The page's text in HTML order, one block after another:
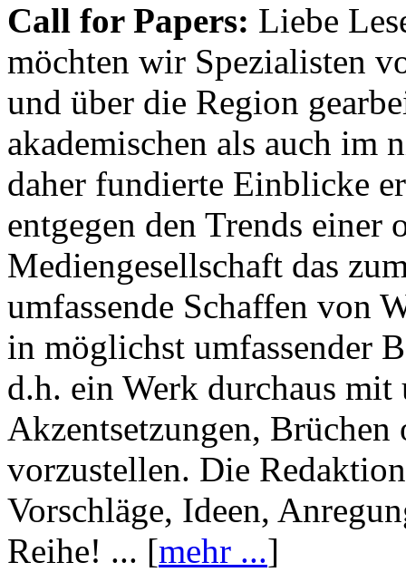
Call for Papers: Liebe
möchten wir Spezialisten
und über die Region
akademischen als auch im
daher fundierte Einblicke
entgegen den Trends einer
Mediengesellschaft das
umfassende Schaffen von
in möglichst umfassender
d.h. ein Werk durchaus mit
Akzentsetzungen, Brüchen
vorzustellen. Die
Vorschläge, Ideen,
Reihe! ... [mehr ...]